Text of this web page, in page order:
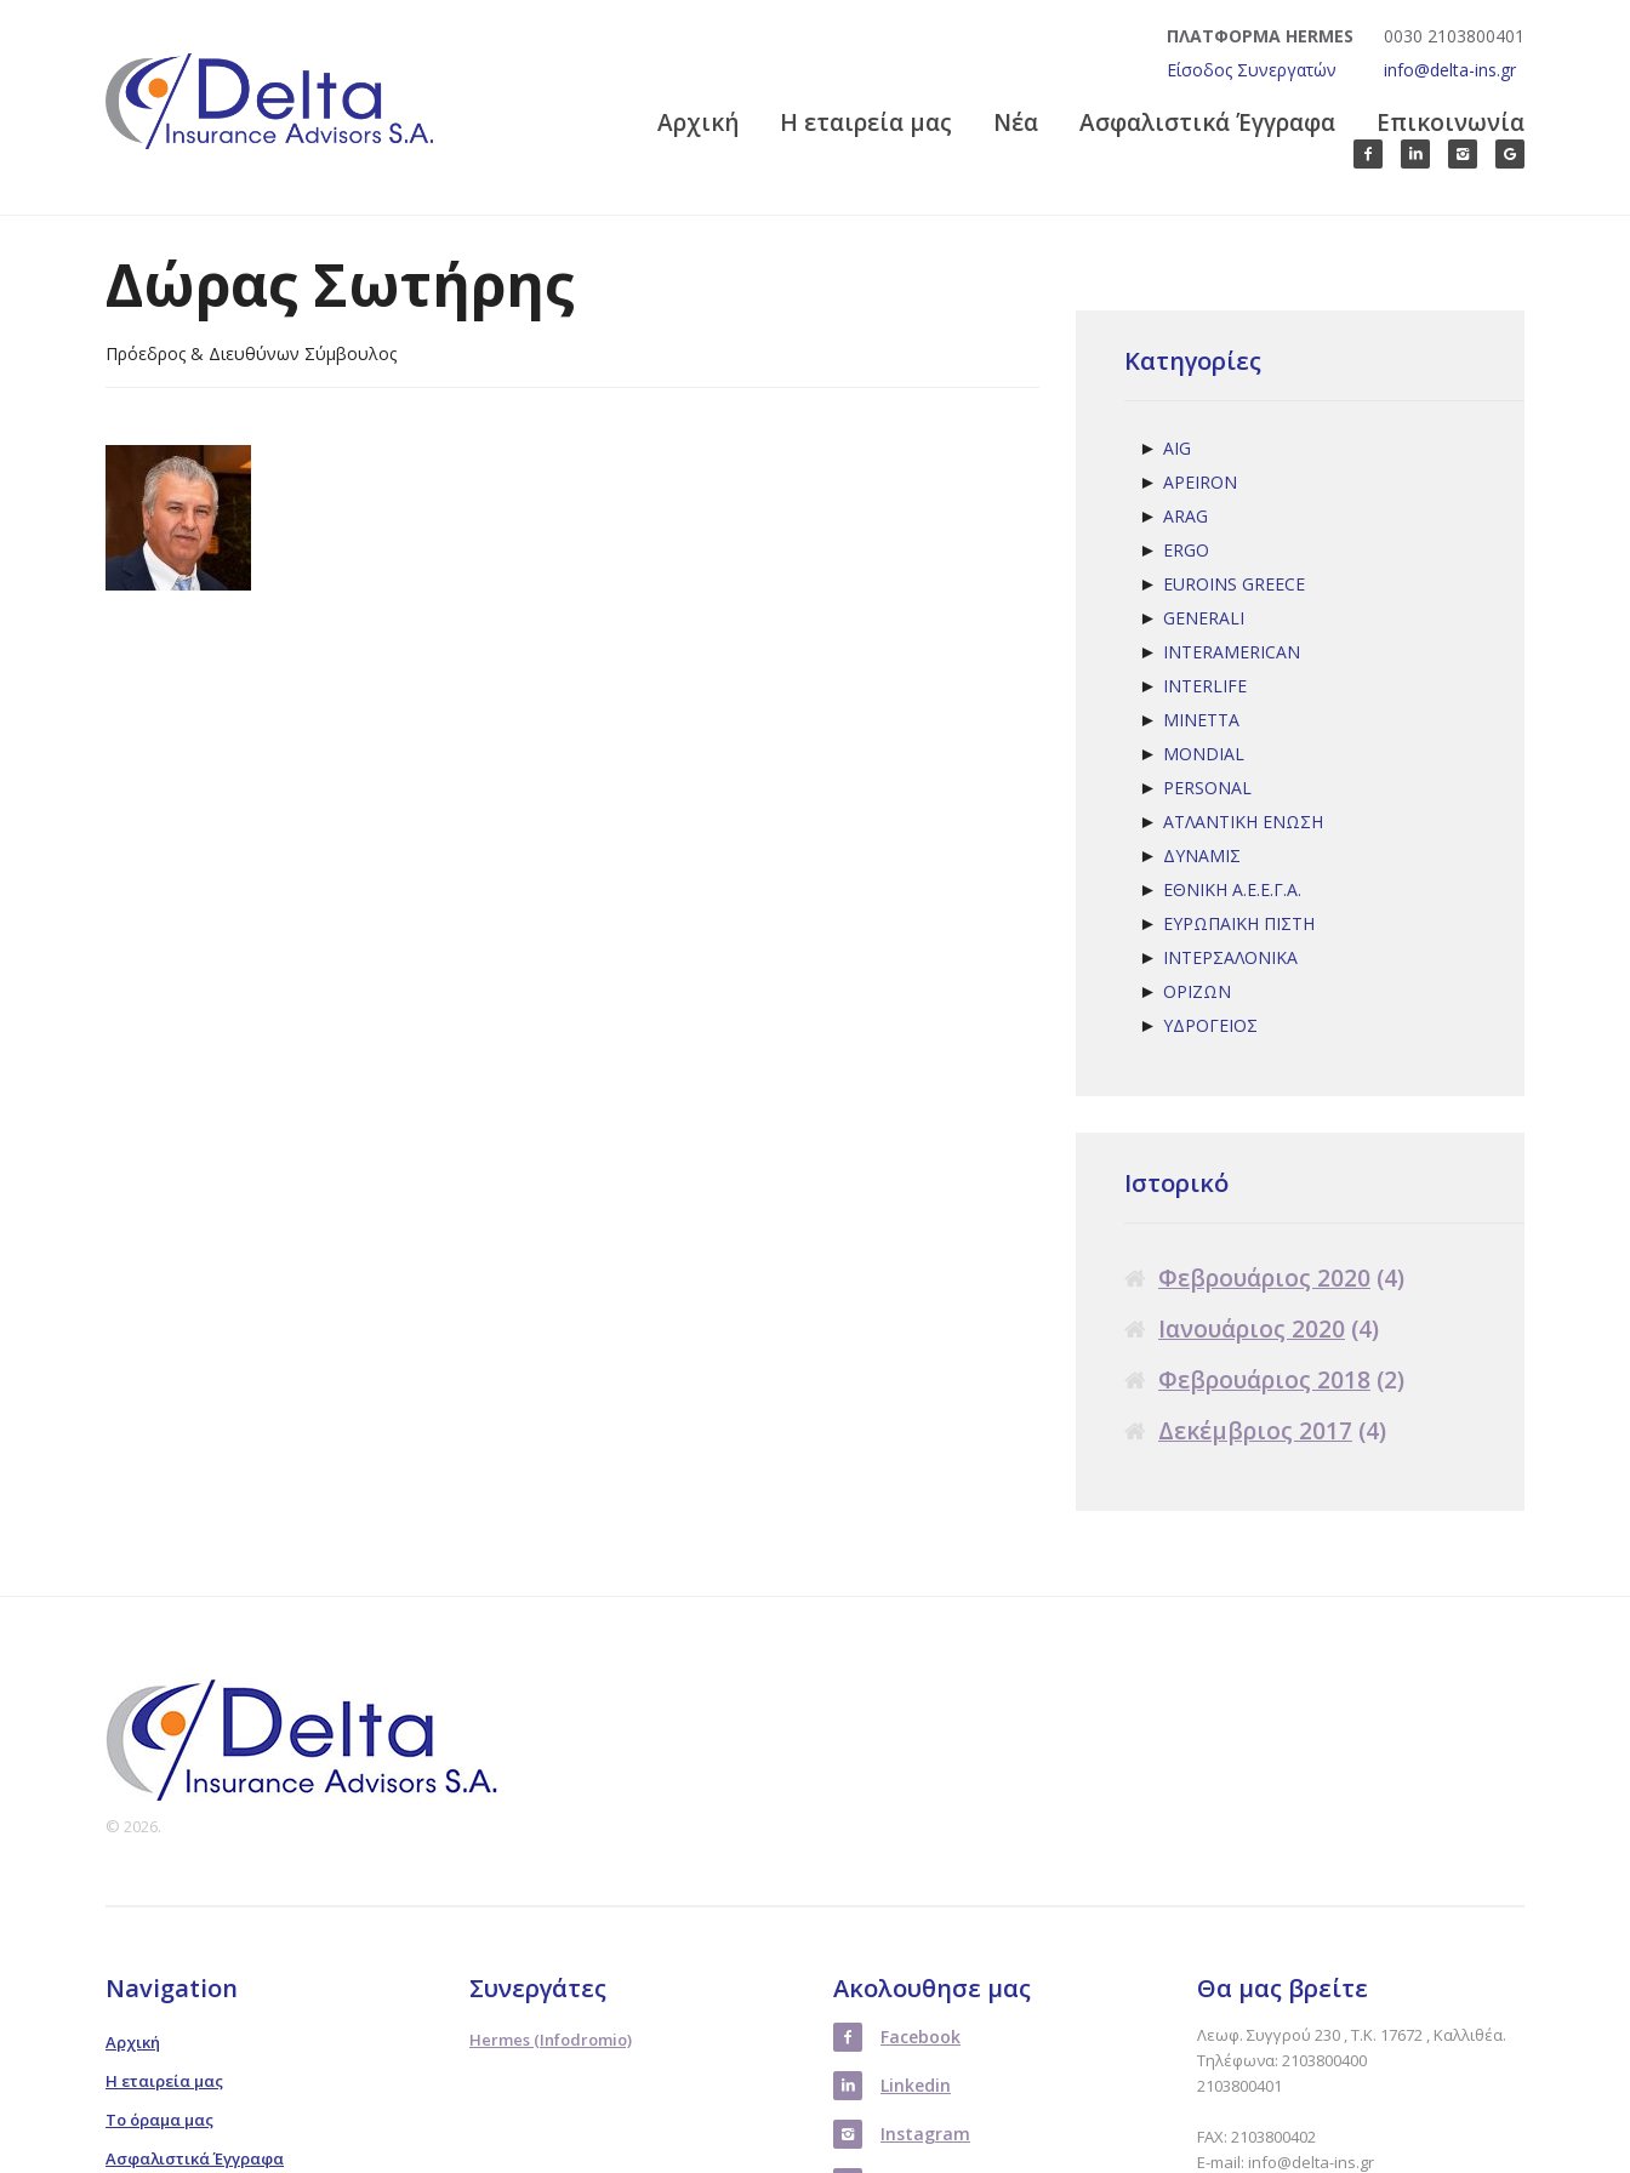
0030 2103800401
info@delta-ins.gr
ΠΛΑΤΦΟΡΜΑ HERMES
Είσοδος Συνεργατών
Αρχική Η εταιρεία μας Νέα Ασφαλιστικά Έγγραφα Επικοινωνία
Δώρας Σωτήρης
Πρόεδρος & Διευθύνων Σύμβουλος Κατηγορίες
► AIG
► APEIRON
► ARAG
► ERGO
► EUROINS GREECE
► GENERALI
► INTERAMERICAN
► INTERLIFE
► MINETTA
► MONDIAL
► PERSONAL
► ΑΤΛΑΝΤΙΚΗ ΕΝΩΣΗ
► ΔΥΝΑΜΙΣ
► ΕΘΝΙΚΗ Α.Ε.Ε.Γ.Α.
► ΕΥΡΩΠΑΪΚΗ ΠΙΣΤΗ
► ΙΝΤΕΡΣΑΛΟΝΙΚΑ
► ΟΡΙΖΩΝ
► ΥΔΡΟΓΕΙΟΣ
Ιστορικό
Φεβρουάριος 2020 (4)
Ιανουάριος 2020 (4)
Φεβρουάριος 2018 (2)
Δεκέμβριος 2017 (4)
© 2026.
Navigation
Αρχική
Η εταιρεία μας
Το όραμα μας
Ασφαλιστικά Έγγραφα
Συνεργάτες
Hermes (Infodromio)
Ακολουθησε μας
Facebook
Linkedin
Instagram
Θα μας βρείτε
Λεωφ. Συγγρού 230 , Τ.Κ. 17672 , Καλλιθέα.
Τηλέφωνα: 2103800400
2103800401
FAX: 2103800402
E-mail: info@delta-ins.gr